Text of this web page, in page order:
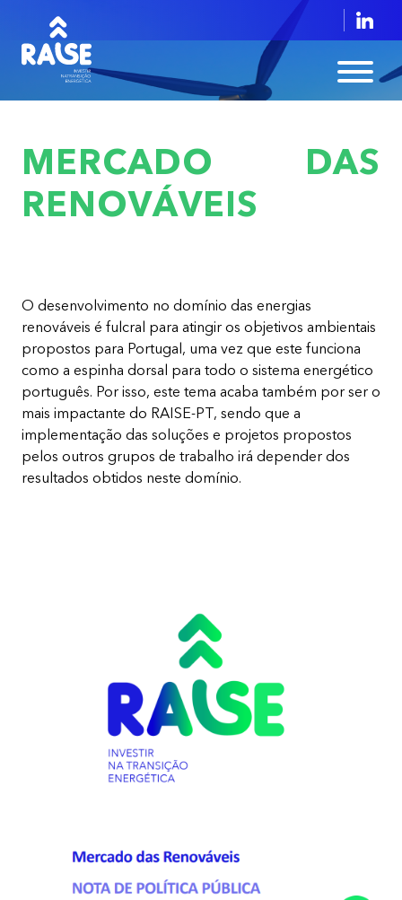
MERCADO DAS
RENOVÁVEIS
O desenvolvimento no domínio das energias
renováveis é fulcral para atingir os objetivos ambientais
propostos para Portugal, uma vez que este funciona
como a espinha dorsal para todo o sistema energético
português. Por isso, este tema acaba também por ser o
mais impactante do RAISE-PT, sendo que a
implementação das soluções e projetos propostos
pelos outros grupos de trabalho irá depender dos
resultados obtidos neste domínio. ​